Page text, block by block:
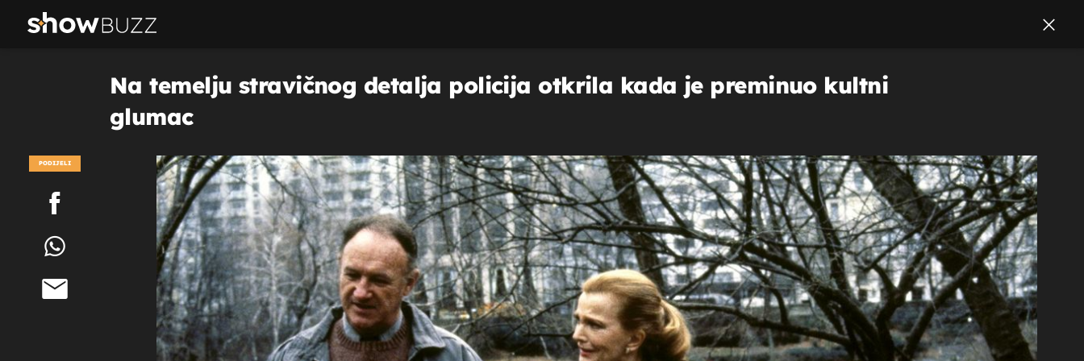
Na temelju stravičnog detalja policija otkrila kada je preminuo kultni
glumac
PODIJELI
POGLEDAJ